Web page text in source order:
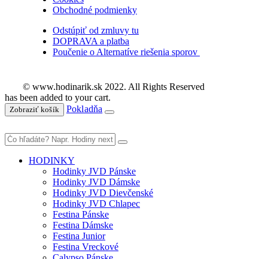
Obchodné podmienky
Odstúpiť od zmluvy tu
DOPRAVA a platba
Poučenie o Alternatíve riešenia sporov
© www.hodinarik.sk 2022. All Rights Reserved
has been added to your cart.
Zobraziť košík Pokladňa
HODINKY
Hodinky JVD Pánske
Hodinky JVD Dámske
Hodinky JVD Dievčenské
Hodinky JVD Chlapec
Festina Pánske
Festina Dámske
Festina Junior
Festina Vreckové